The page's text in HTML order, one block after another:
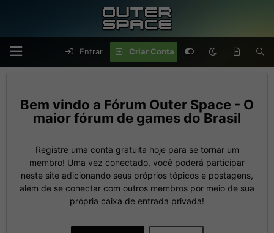
Entrar Criar Conta
Fórum Outer Space - O
maior fórum de games do Brasil
Registre uma conta gratuita hoje para se tornar um
membro! Uma vez conectado, você poderá participar
neste site adicionando seus próprios tópicos e postagens,
além de se conectar com outros membros por meio de sua
própria caixa de entrada privada!